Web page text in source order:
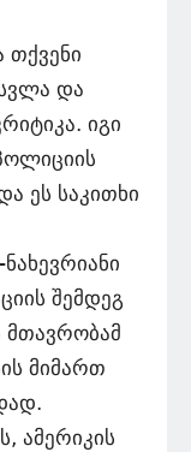
თქვენი
და
იგი
ეს საკითხი
შემდეგ
მთავრობამ
მიმართ
ამერიკის